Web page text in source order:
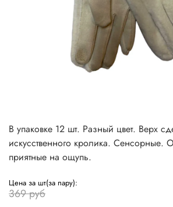
В упаковке 12 шт. Разный цвет. Верх
искусственного кролика. Сенсорные.
приятные на ощупь.
Цена за шт(за пару):
369 руб